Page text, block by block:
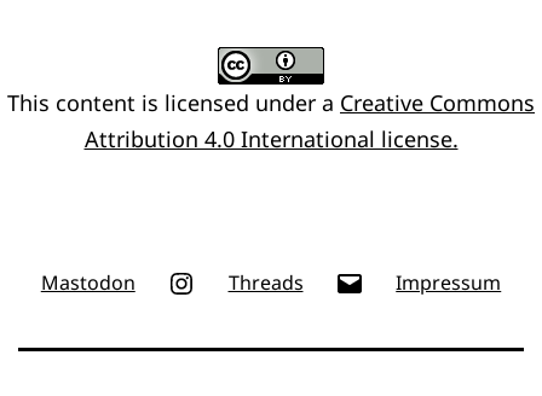
This content is licensed under a Creative Commons
Attribution 4.0 International license.
Mastodon Instagram
Threads Impressum